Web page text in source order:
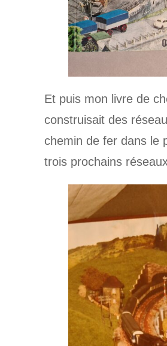
Et puis mon livre de
construisait des
chemin de fer dans le
trois prochains